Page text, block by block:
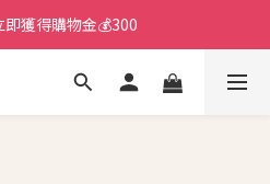
獲得購物金💰300